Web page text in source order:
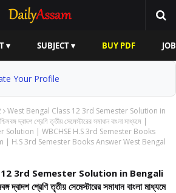
▾ SUBJECT ▾ BUY PDF
Your Profile
West Bengal Class 12 3rd Semester Solution in
শ্রেণি তৃতীয় সেমেস্টারের সমাধান বাংলা মাধ্যমে |
Solution | WBCHSE H.S 3rd Semester Books
| H.S 3rd Semester Books Answer West Bengal
3rd Semester Solution in Bengali
শ্রেণি তৃতীয় সেমেস্টারের সমাধান বাংলা মাধ্যমে